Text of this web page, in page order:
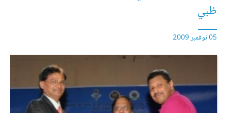
ظبي
05 نوفمبر 2009